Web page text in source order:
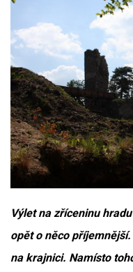
Výlet na zříceninu
opět o něco
na krajnici. Namísto